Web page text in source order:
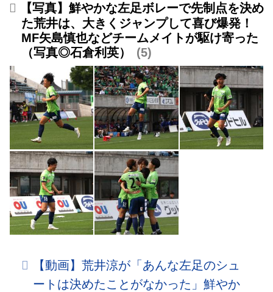
【写真】鮮やかな左足ボレーで先制点を決め
た荒井は、大きくジャンプして喜び爆発！
MF矢島慎也などチームメイトが駆け寄った
（写真◎石倉利英）
5
【動画】荒井涼が「あんな左足のシュ
ートは決めたことがなかった」鮮やか